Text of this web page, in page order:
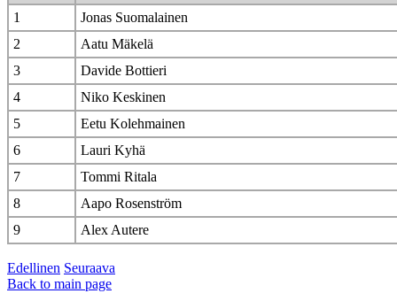
1
Jonas Suomalainen
2
Aatu Mäkelä
3
Davide Bottieri
4
Niko Keskinen
5
Eetu Kolehmainen
6
Lauri Kyhä
7
Tommi Ritala
8
Aapo Rosenström
9
Alex Autere
Edellinen Seuraava
Back to main page